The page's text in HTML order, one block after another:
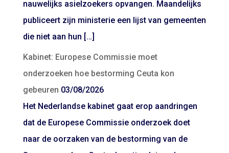
nauwelijks asielzoekers opvangen. Maandelijks
publiceert zijn ministerie een lijst van gemeenten
die niet aan hun […]
Kabinet: Europese Commissie moet
onderzoeken hoe bestorming Ceuta kon
gebeuren 03/08/2026
Het Nederlandse kabinet gaat erop aandringen
dat de Europese Commissie onderzoek doet
naar de oorzaken van de bestorming van de